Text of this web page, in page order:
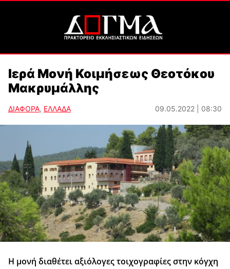
Ιερά Μονή Κοιμήσεως Θεοτόκου
Μακρυμάλλης
ΔΙΑΦΟΡΑ, ΕΛΛΑΔΑ 09.05.2022 | 08:30
Η μονή διαθέτει αξιόλογες τοιχογραφίες στην κόγχη